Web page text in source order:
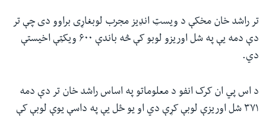
تر راشد خان مخکې د ویسټ انډ‌یز مجرب لوبغاړی براوو دی چې تر
دې دمه یې په شل اوریزو لوبو کې څه باندې ۶۰۰ ویکټې اخیستې
دي.
د اس پي‌ ان کرک انفو د معلوماتو په اساس راشد خان تر دې دمه
۳۷۱ شل اوریزې لوبې کړې دي او یو ځل یې په داسې یوې لوبې کې